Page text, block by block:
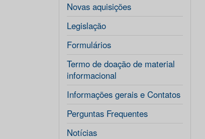
Novas aquisições
Legislação
Formulários
Termo de doação de material
informacional
Informações gerais e Contatos
Perguntas Frequentes
Notícias